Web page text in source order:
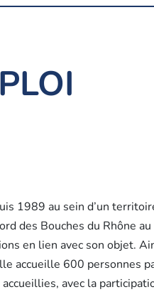
1989 au sein d’un
des Bouches du Rhône
en lien avec son objet.
accueille 600 personnes
avec la